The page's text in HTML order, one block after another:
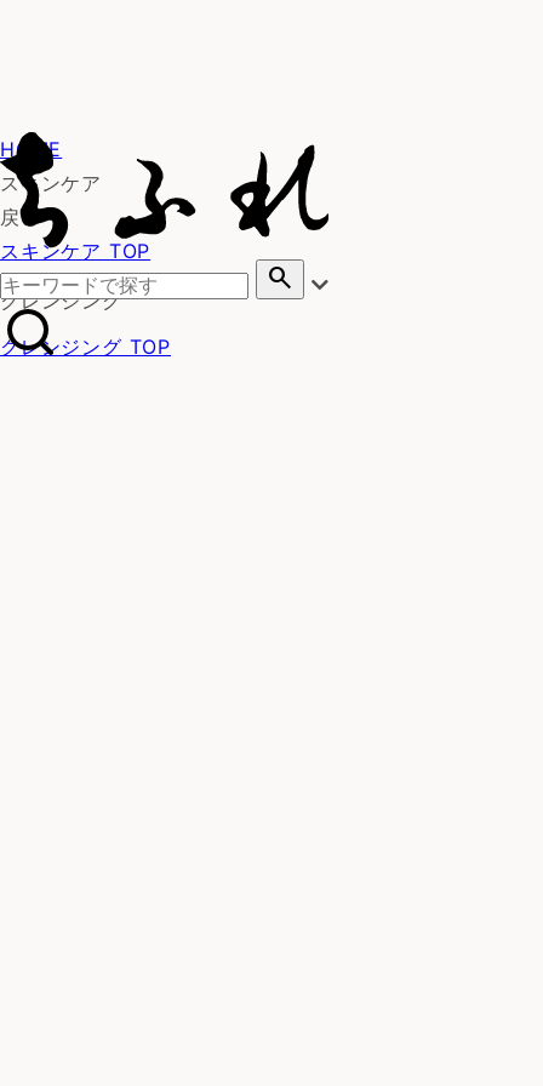
search
HOME
スキンケア
戻る
スキンケア TOP
クレンジング
クレンジング TOP